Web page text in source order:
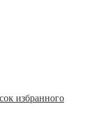
избранного